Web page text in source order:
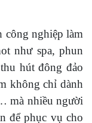
công nghiệp làm
như spa, phun
hút đông đảo
không chỉ dành
mà nhiều người
để phục vụ cho